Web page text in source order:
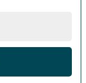
de qualité.
tous les
en une
de l’espace.
qui sera